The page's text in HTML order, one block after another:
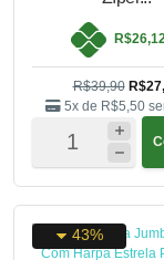
R$26,12
R$39,90
5x de R$5,50
43%